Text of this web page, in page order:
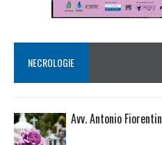
NECROLOGIE
Avv. Antonio Fiorentin